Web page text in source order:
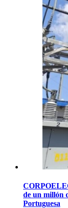
de un millón
Portuguesa